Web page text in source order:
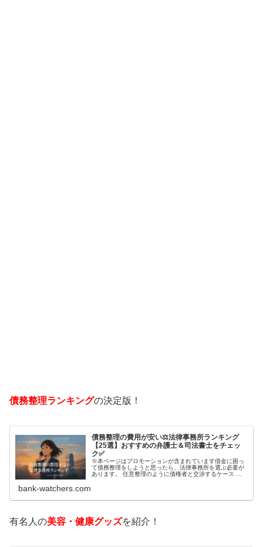
債務整理ランキングの決定版！
債務整理の費用が安い⚖️法律事務所ランキング
【25選】おすすめの弁護士＆司法書士をチェッ
ク✅
※本ページはプロモーションが含まれています借金に困っ
て債務整理をしようと思ったら、法律事務所を選ぶ必要が
あります。 任意整理のように債権者と交渉するケース 自
bank-watchers.com
有名人の美容・健康グッズを紹介！